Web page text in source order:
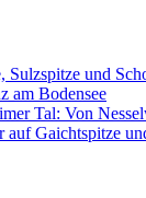
und
am Bodensee
Tal: Von
auf Gaichtspitze